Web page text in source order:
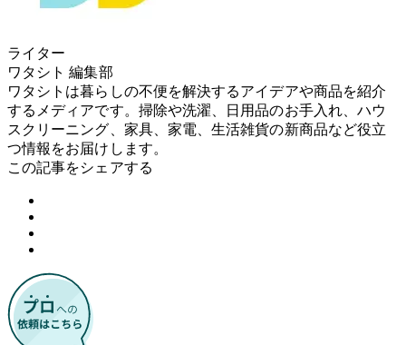
ライター
ワタシト 編集部
ワタシトは暮らしの不便を解決するアイデアや商品を紹介
するメディアです。掃除や洗濯、日用品のお手入れ、ハウ
スクリーニング、家具、家電、生活雑貨の新商品など役立
つ情報をお届けします。
この記事をシェアする